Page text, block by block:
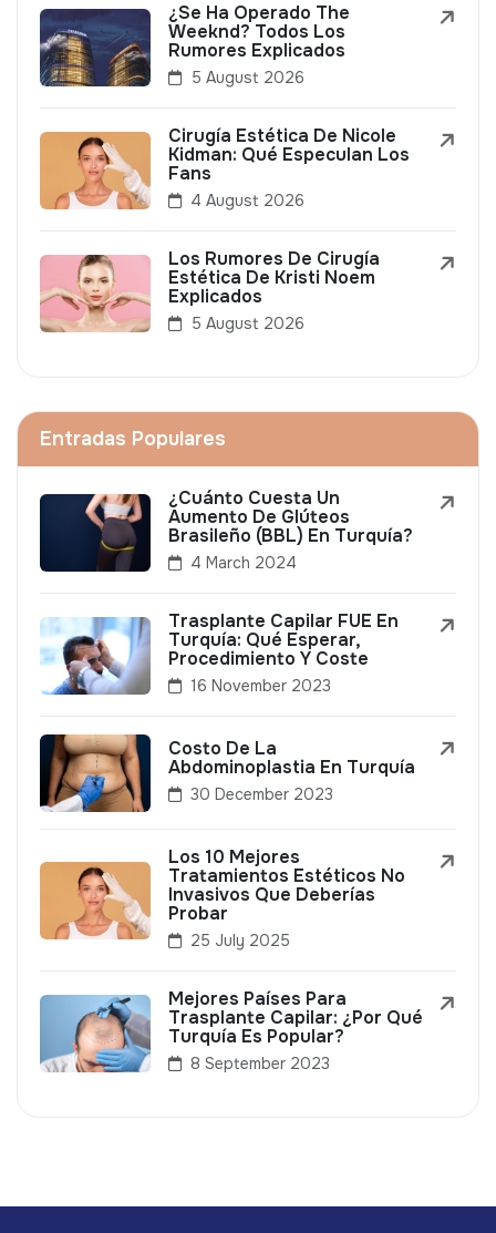
¿Se Ha Operado The
Weeknd? Todos Los
Rumores Explicados
5 August 2026
Cirugía Estética De Nicole
Kidman: Qué Especulan Los
Fans
4 August 2026
Los Rumores De Cirugía
Estética De Kristi Noem
Explicados
5 August 2026
Entradas Populares
¿Cuánto Cuesta Un
Aumento De Glúteos
Brasileño (BBL) En Turquía?
4 March 2024
Trasplante Capilar FUE En
Turquía: Qué Esperar,
Procedimiento Y Coste
16 November 2023
Costo De La
Abdominoplastia En Turquía
30 December 2023
Los 10 Mejores
Tratamientos Estéticos No
Invasivos Que Deberías
Probar
25 July 2025
Mejores Países Para
Trasplante Capilar: ¿Por Qué
Turquía Es Popular?
8 September 2023